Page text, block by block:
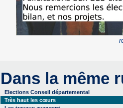
Dans la même
Elections Conseil départemental
Très haut les cœurs